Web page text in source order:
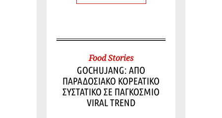
Food Stories
GOCHUJANG: ΑΠΟ
ΠΑΡΑΔΟΣΙΑΚΟ ΚΟΡΕΑΤΙΚΟ
ΣΥΣΤΑΤΙΚΟ ΣΕ ΠΑΓΚΟΣΜΙΟ
VIRAL TREND